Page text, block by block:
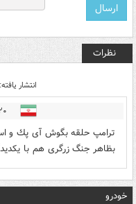
نظرات
انتشار یافته: 1
ترامپ حلقه بگوش آى پك و
بظاهر جنگ زرگرى هم با
خودرو